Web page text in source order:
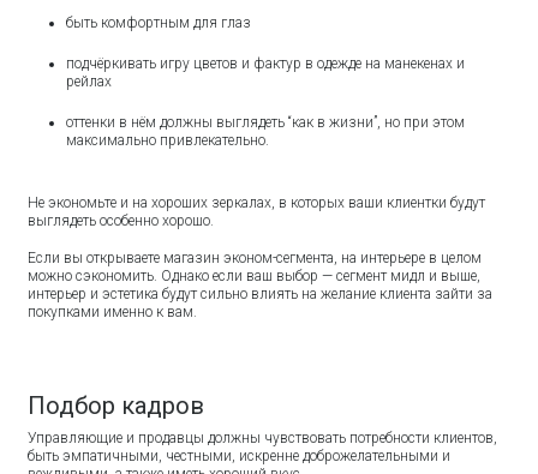
быть комфортным для глаз
подчёркивать игру цветов и фактур в одежде на манекенах и
рейлах
оттенки в нём должны выглядеть “как в жизни”, но при этом
максимально привлекательно.
Не экономьте и на хороших зеркалах, в которых ваши клиентки будут
выглядеть особенно хорошо.
Если вы открываете магазин эконом-сегмента, на интерьере в целом
можно сэкономить. Однако если ваш выбор — сегмент мидл и выше,
интерьер и эстетика будут сильно влиять на желание клиента зайти за
покупками именно к вам.
Подбор кадров
Управляющие и продавцы должны чувствовать потребности клиентов,
быть эмпатичными, честными, искренне доброжелательными и